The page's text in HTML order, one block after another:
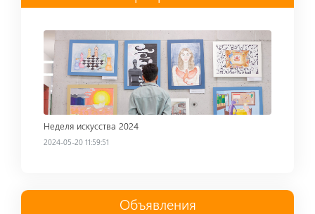
Read more
Неделя искусства 2024
2024-05-20 11:59:51
Объявления